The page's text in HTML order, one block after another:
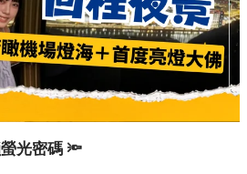
光密碼 🔦